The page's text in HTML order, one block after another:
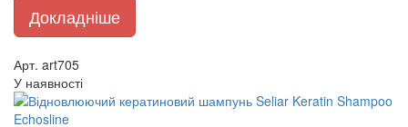
Докладніше
Арт. art705
У наявності